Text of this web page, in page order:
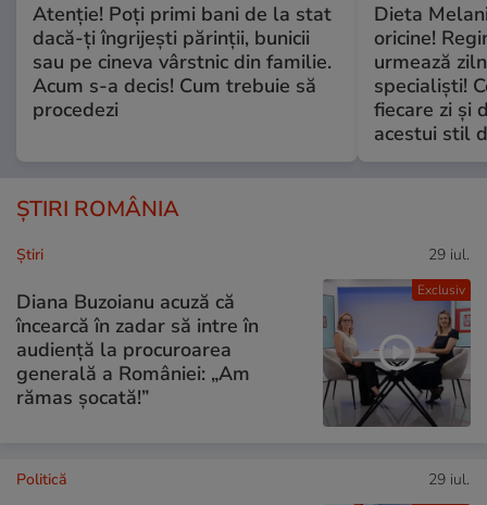
Atenție! Poți primi bani de la stat
dacă-ți îngrijești părinții, bunicii
sau pe cineva vârstnic din familie.
Acum s-a decis! Cum trebuie să
procedezi
Dieta
oricine!
urmează
specialiști!
fiecare zi și
acestui stil
ȘTIRI ROMÂNIA
Exclusiv
Ştiri 29 iul.
Diana Buzoianu acuză că
încearcă în zadar să intre în
audiență la procuroarea
generală a României: „Am
rămas șocată!”
Politică 29 iul.